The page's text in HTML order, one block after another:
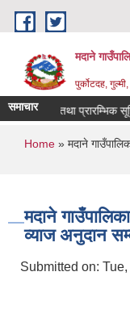
Skip to main content
मदाने
पुर्कोटदह,
समाचारमिति तथा प्रारम्भिक
You are
Home» मदाने
मदाने
व्याज अनुदान
Submitted on: